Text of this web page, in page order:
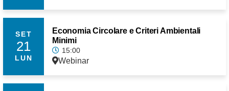
SET
21
LUN
Economia Circolare e Criteri Ambientali
Minimi
15:00
Webinar